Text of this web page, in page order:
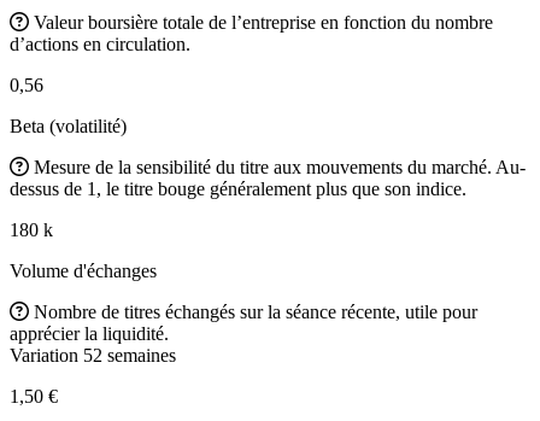
Valeur boursière totale de l’entreprise en fonction du nombre
d’actions en circulation.
0,56
Beta (volatilité)
Mesure de la sensibilité du titre aux mouvements du marché. Au-
dessus de 1, le titre bouge généralement plus que son indice.
180 k
Volume d'échanges
Nombre de titres échangés sur la séance récente, utile pour
apprécier la liquidité.
Variation 52 semaines
1,50 €